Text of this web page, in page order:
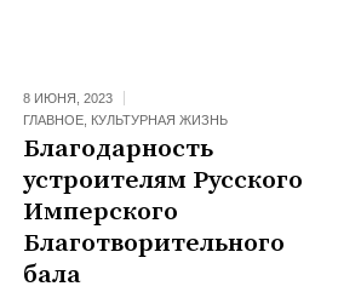
8 ИЮНЯ, 2023
ГЛАВНОЕ КУЛЬТУРНАЯ ЖИЗНЬ
Благодарность
устроителям Русского
Имперского
Благотворительного
бала